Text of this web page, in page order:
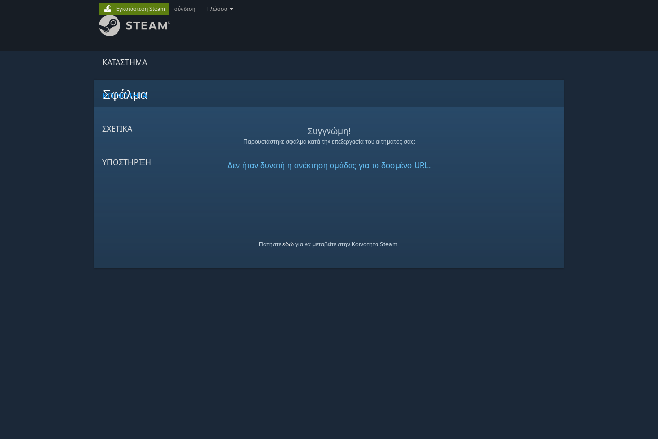
ΚΑΤΑΣΤΗΜΑ
ΚΟΙΝΟΤΗΤΑ
ΣΧΕΤΙΚΆ
ΥΠΟΣΤΗΡΙΞΗ
Εγκατάσταση Steam σύνδεση Γλώσσα
Σφάλμα
Συγγνώμη!
Παρουσιάστηκε σφάλμα κατά την επεξεργασία του αιτήματός σας:
Δεν ήταν δυνατή η ανάκτηση ομάδας για το δοσμένο URL.
Πατήστε εδώ για να μεταβείτε στην Κοινότητα Steam.